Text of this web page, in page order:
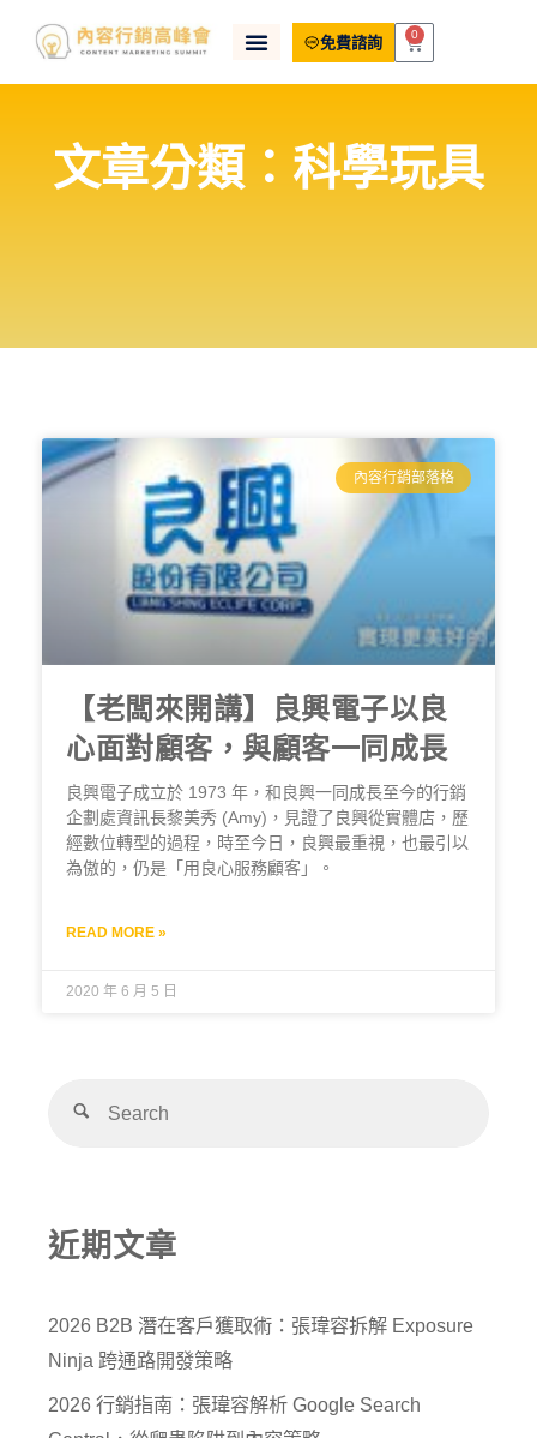
免費諮詢 0
文章分類：科學玩具
內容行銷部落格
【老闆來開講】良興電子以良
心面對顧客，與顧客一同成長
良興電子成立於 1973 年，和良興一同成長至今的行銷
企劃處資訊長黎美秀 (Amy)，見證了良興從實體店，歷
經數位轉型的過程，時至今日，良興最重視，也最引以
為傲的，仍是「用良心服務顧客」。
READ MORE »
2020 年 6 月 5 日
近期文章
2026 B2B 潛在客戶獲取術：張瑋容拆解 Exposure
Ninja 跨通路開發策略
2026 行銷指南：張瑋容解析 Google Search